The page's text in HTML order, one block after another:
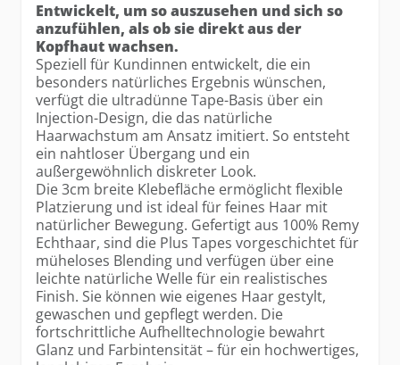
Entwickelt, um so auszusehen und sich so
anzufühlen, als ob sie direkt aus der
Kopfhaut wachsen.
Speziell für Kundinnen entwickelt, die ein
besonders natürliches Ergebnis wünschen,
verfügt die ultradünne Tape-Basis über ein
Injection-Design, die das natürliche
Haarwachstum am Ansatz imitiert. So entsteht
ein nahtloser Übergang und ein
außergewöhnlich diskreter Look.
Die 3cm breite Klebefläche ermöglicht flexible
Platzierung und ist ideal für feines Haar mit
natürlicher Bewegung. Gefertigt aus 100% Remy
Echthaar, sind die Plus Tapes vorgeschichtet für
müheloses Blending und verfügen über eine
leichte natürliche Welle für ein realistisches
Finish. Sie können wie eigenes Haar gestylt,
gewaschen und gepflegt werden. Die
fortschrittliche Aufhelltechnologie bewahrt
Glanz und Farbintensität – für ein hochwertiges,